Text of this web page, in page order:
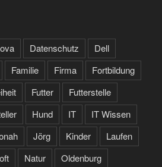
Datenschutz
Dell
Familie Firma
Fortbildung
Futter
Futterstelle
Hund IT
IT Wissen
Jörg Kinder
Laufen
Natur
Oldenburg